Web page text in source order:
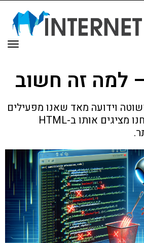
למה זה חשוב
וידועה מאד שאנו מפעילים
על מידע לפני שאנחנו מציגים אותו ב-HTML